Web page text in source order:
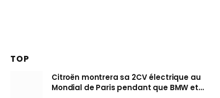
TOP
Citroën montrera sa 2CV électrique au
Mondial de Paris pendant que BMW et